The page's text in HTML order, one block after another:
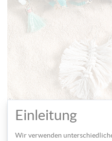
Fädeln Sie die
Einleitung
Wir verwenden